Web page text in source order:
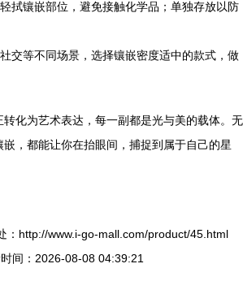
轻拭镶嵌部位，避免接触化学品；单独存放以防
交等不同场景，选择镶嵌密度适中的款式，做
化为艺术表达，每一副都是光与美的载体。无
，都能让你在抬眼间，捕捉到属于自己的星
：http://www.i-go-mall.com/product/45.html
间：2026-08-08 04:39:21